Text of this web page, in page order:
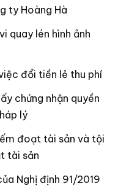
ty Hoàng Hà
quay lén hình ảnh
đổi tiền lẻ thu phí
chứng nhận quyền
lý
đoạt tài sản và tội
tài sản
Nghị định 91/2019